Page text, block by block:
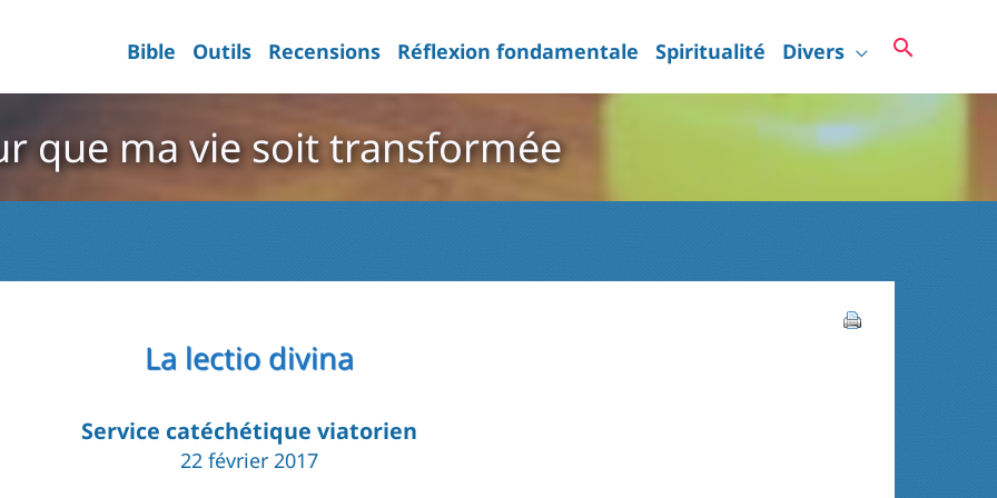
Bible Outils Recensions Réflexion fondamentale Spiritualité Divers
que ma vie soit transformée
La lectio divina
Service catéchétique viatorien
22 février 2017